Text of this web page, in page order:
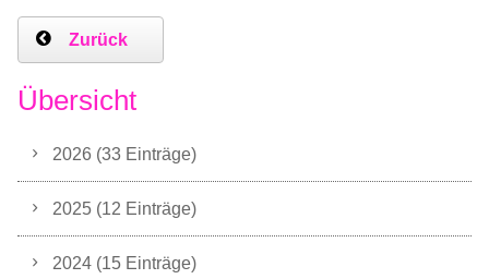
Zurück
Übersicht
2026 (33 Einträge)
2025 (12 Einträge)
2024 (15 Einträge)